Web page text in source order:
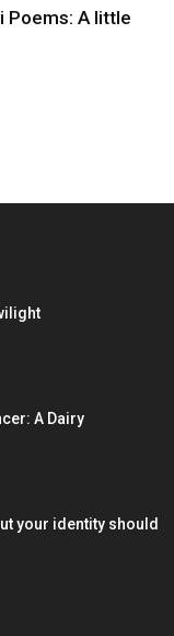
Poems: A little
A Dairy
your identity should